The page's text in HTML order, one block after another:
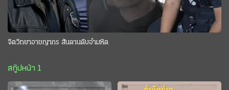
จิตวิทยาอาชญากร สันดานดิบอำมหิต
สกู๊ปหน้า 1